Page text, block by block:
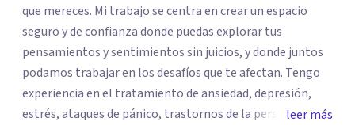
que mereces. Mi trabajo se centra en crear un espacio
seguro y de confianza donde puedas explorar tus
pensamientos y sentimientos sin juicios, y donde juntos
podamos trabajar en los desafíos que te afectan. Tengo
experiencia en el tratamiento de ansiedad, depresión,
estrés, ataques de pánico, trastornos de la personalidad y
leer más